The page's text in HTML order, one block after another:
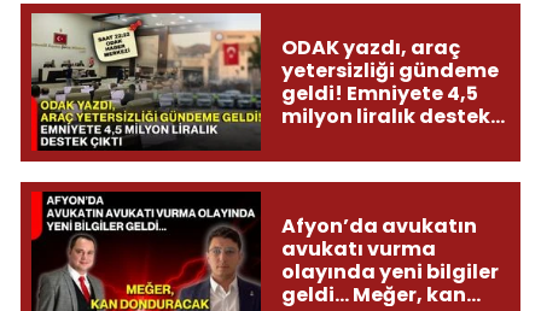
ODAK yazdı, araç
yetersizliği gündeme
geldi! Emniyete 4,5
milyon liralık destek
Afyon’da avukatın
avukatı vurma
olayında yeni bilgiler
geldi... Meğer, kan